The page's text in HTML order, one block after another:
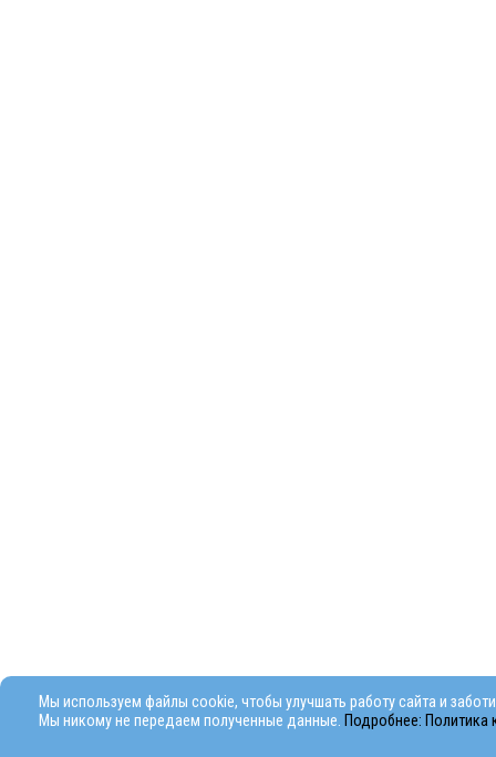
Мы используем файлы cookie, чтобы улучшать работу сайта и
Мы никому не передаем полученные данные. Подробнее: